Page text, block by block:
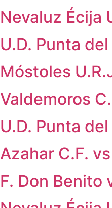
Nevaluz Écija
U.D. Punta
Móstoles
Valdemoros
U.D. Punta
Azahar C.F.
F. Don Benito